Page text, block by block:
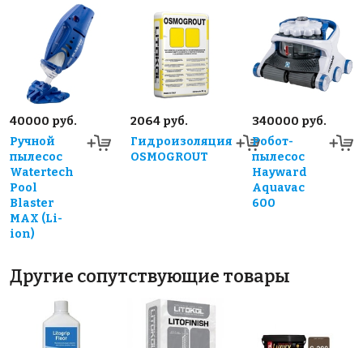
40000 руб.
Ручной
пылесос
Watertech
Pool
Blaster
MAX (Li-
ion)
2064 руб.
Гидроизоляция
OSMOGROUT
340000 руб.
Робот-
пылесос
Hayward
Aquavac
600
Другие сопутствующие товары